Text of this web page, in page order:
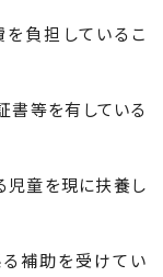
負担しているこ
等を有している
児童を現に扶養し
補助を受けてい